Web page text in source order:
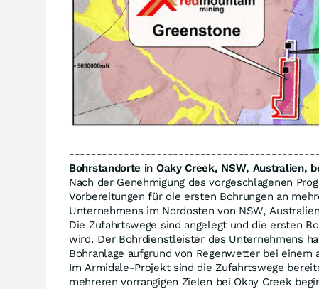
Bohrstandorte in Oaky Creek, NSW, Australien,
Nach der Genehmigung des vorgeschlagenen
Vorbereitungen für die ersten Bohrungen an
Unternehmens im Nordosten von NSW,
Die Zufahrtswege sind angelegt und die ersten
wird. Der Bohrdienstleister des Unternehmens
Bohranlage aufgrund von Regenwetter bei
Im Armidale-Projekt sind die Zufahrtswege
mehreren vorrangigen Zielen bei Okay Creek